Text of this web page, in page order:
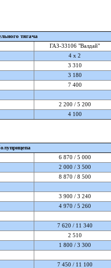
тягача
ГАЗ-33106 "Валдай"
4 х 2
3 310
3 180
7 400
2 200 / 5 200
4 100
6 870 / 5 000
2 000 / 3 500
8 870 / 8 500
3 900 / 3 240
4 970 / 5 260
7 620 / 11 340
2 510
1 800 / 3 300
7 450 / 11 100